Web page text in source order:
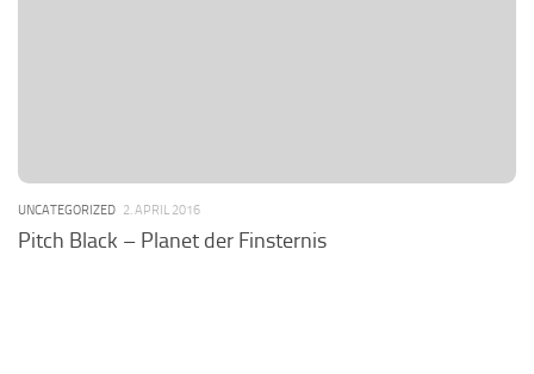
UNCATEGORIZED 2. APRIL 2016
Pitch Black – Planet der Finsternis